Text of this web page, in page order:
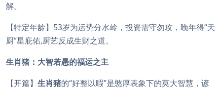
解。
【特定年龄】53岁为运势分水岭，投资需守勿攻，晚年得“天
厨”星庇佑,厨艺反成生财之道。
生肖猪：大智若愚的福运之主
【开篇】 生肖猪的“好整以暇”是憨厚表象下的莫大智慧，谚